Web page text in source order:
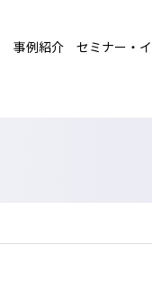
事例紹介 セミナー・